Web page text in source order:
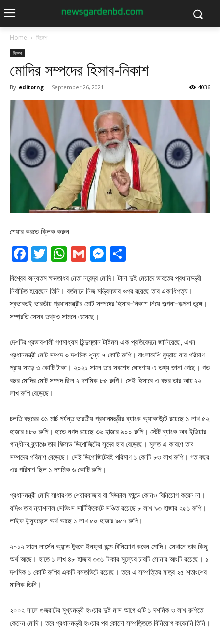
Home বিদেশ
বিদেশ
মোদির সম্পদের হিসাব-নিকাশ
By editorng - September 26, 2021 4036
শেয়ার করতে ক্লিক করুন
Facebook
Twitter
WhatsApp
GmailMessenger
বিশ্বের অন্যতম ক্ষমতাধর নেতা নরেন্দ্র মোদি। টানা দুই মেয়াদে ভারতের প্রধানমন্ত্রী
নির্বাচিত হয়েছেন তিনি। বর্তমানে নিজ মন্ত্রিসভার ওপর রয়েছে তার একাধিপত্য।
স্বভাবতই ভারতীয় প্রধানমন্ত্রীর মোট সম্পদের হিসাব-নিকাশ নিয়ে জল্পনা-কল্পনা তুঙ্গে।
সম্প্রতি সেসব তথ্যও সামনে এসেছে।
দেশটির প্রভাবশালী গণমাধ্যম হিন্দুস্তান টাইমস এক প্রতিবেদনে জানিয়েছে, এখন
প্রধানমন্ত্রী মোট সম্পদ ৩ দশমিক শূন্য ৭ কোটি রুপি। বাংলাদেশি মুদ্রায় যার পরিমাণ
প্রায় সাড়ে ৩ কোটি টাকা। ২০২১ সালে তার সবশেষ ঘোষণায় এ তথ্য জানা গেছে। গত
বছর মোদির মোট সম্পদ ছিল ২ দশমিক ৮৫ রুপি। সেই হিসাবে এ বছর তার আয় ২২
লাখ রুপি বেড়েছে।
চলতি বছরের ৩১ মার্চ পর্যন্ত ভারতীয় প্রধানমন্ত্রীর ব্যাংক অ্যাকাউন্টে রয়েছে ১ লাখ ৫২
হাজার ৪৮০ রুপি। হাতে নগদ রয়েছে ৩৬ হাজার ৯০০ রুপি। স্টেট ব্যাংক অব ইন্ডিয়ার
গান্ধীনর ব্র্যাঞ্চে তার ফিক্সড ডিপোজিটের সুদের হার বেড়েছে। মূলত এ কারণে তার
সম্পদের পরিমাণ বেড়েছে। সেই ডিপোজিটেরই পরিমাণ ১ কোটি ৮৩ লাখ রুপি। গত বছর
এর পরিমাণ ছিল ১ দশমিক ৬ কোটি রুপি।
প্রধানমন্ত্রী মোদি সাধারণত শেয়ারবাজার বা মিউচাল ফান্ডে কোনও বিনিয়োগ করেন না।
যদিও তার ন্যাশনাল সেভিংস সার্টিফিকেটে সঞ্চিত রয়েছে ৮ লাখ ৯৩ হাজার ২৫১ রুপি।
লাইফ ইন্স্যুরেন্সে অর্থ আছে ১ লাখ ৫০ হাজার ৯৫৭ রুপি।
২০১২ সালে লার্সেন অ্যান্ড টুবরো ইনফ্রা বন্ডে বিনিয়োগ করেন মোদি। সেখানে তার কিছু
অর্থ আছে। হাতে ১ লাখ ৪৮ হাজার ৩৩১ টাকার মূল্যের চারটি সোনার আংটি রয়েছে। ১
দশমিক ১ কোটি রুপির একটি বসতভিটে রয়েছে। তবে এ সম্পত্তির মাত্র ২৫ শতাংশের
মালিক তিনি।
২০০২ সালে গুজরাটের মুখ্যমন্ত্রী হওয়ার দুই মাস আগে এটি ১ দশমিক ৩ লাখ রুপিতে
কেনেন মোদি। তবে প্রধানমন্ত্রী হওয়ার পর কোনো সম্পত্তিতে বিনিয়োগ করেননি তিনি।